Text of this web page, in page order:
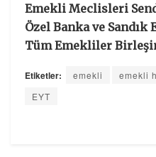
Emekli Meclisleri
Özel Banka ve
Tüm Emekliler
Etiketler: emekli emekli
EYT